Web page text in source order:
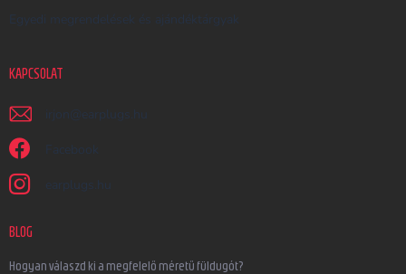
Egyedi megrendelések és ajándéktárgyak
KAPCSOLAT
irjon @ earplugs.hu
Facebook
earplugs.hu
BLOG
Hogyan válaszd ki a megfelelő méretű füldugót?